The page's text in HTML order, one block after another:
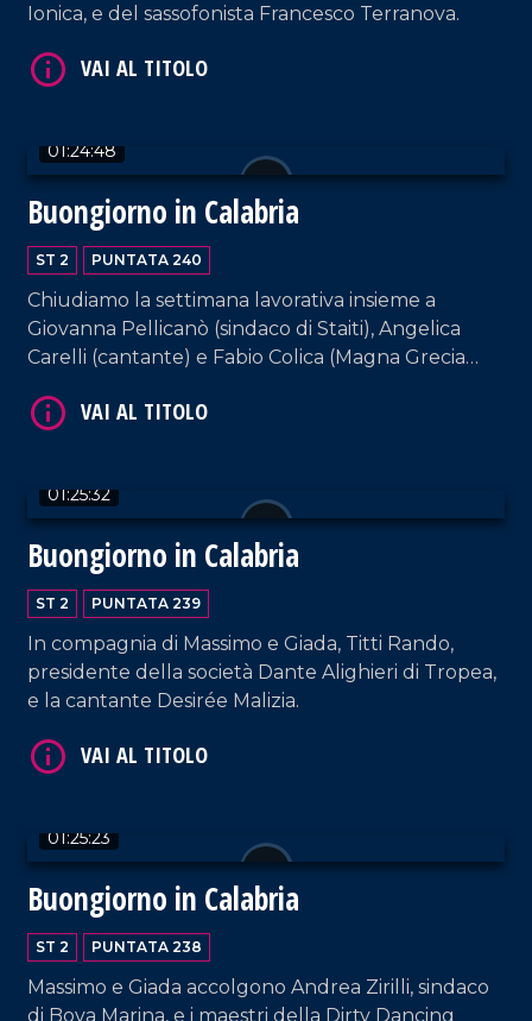
Ionica, e del sassofonista Francesco Terranova.
01:24:48
Buongiorno in Calabria
ST 2 PUNTATA 240
Chiudiamo la settimana lavorativa insieme a
Giovanna Pellicanò (sindaco di Staiti), Angelica
Carelli (cantante) e Fabio Colica (Magna Grecia
da non perdere.
01:25:32
Buongiorno in Calabria
ST 2 PUNTATA 239
In compagnia di Massimo e Giada, Titti Rando,
presidente della società Dante Alighieri di Tropea,
e la cantante Desirée Malizia.
01:25:23
Buongiorno in Calabria
ST 2 PUNTATA 238
Massimo e Giada accolgono Andrea Zirilli, sindaco
di Bova Marina, e i maestri della Dirty Dancing
VAI AL TITOLO
VAI AL TITOLO